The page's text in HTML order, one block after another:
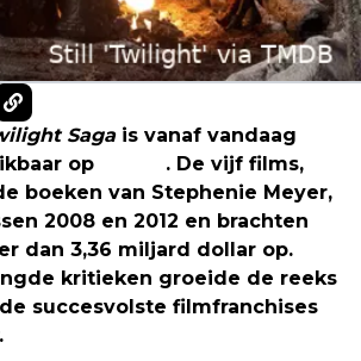
Sagais vanaf vandaag
op
. De vijf films,
boeken van Stephenie Meyer,
2008 en 2012 en brachten
dan 3,36 miljard dollar op.
kritieken groeide de reeks
succesvolste filmfranchises